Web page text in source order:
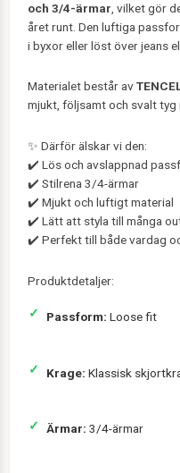
och 3/4-ärmar , vilket gör
året runt. Den luftiga
i byxor eller löst över jeans
Materialet består av
mjukt, följsamt och svalt tyg
✨ Därför älskar vi den:
✔️ Lös och avslappnad
✔️ Stilrena 3/4-ärmar
✔️ Mjukt och luftigt material
✔️ Lätt att styla till många
✔️ Perfekt till både vardag
Produktdetaljer:
Passform: Loose fit
Krage: Klassisk
Ärmar: 3/4-ärmar